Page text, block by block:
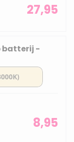
27,95
-
8,95